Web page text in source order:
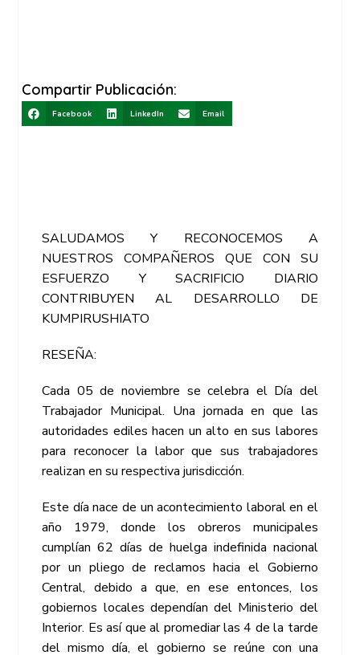
Compartir Publicación:
Facebook LinkedIn Email
SALUDAMOS Y RECONOCEMOS A
NUESTROS COMPAÑEROS QUE CON SU
ESFUERZO Y SACRIFICIO DIARIO
CONTRIBUYEN AL DESARROLLO DE
KUMPIRUSHIATO
RESEÑA:
Cada 05 de noviembre se celebra el Día del
Trabajador Municipal. Una jornada en que las
autoridades ediles hacen un alto en sus labores
para reconocer la labor que sus trabajadores
realizan en su respectiva jurisdicción.
Este día nace de un acontecimiento laboral en el
año 1979, donde los obreros municipales
cumplían 62 días de huelga indefinida nacional
por un pliego de reclamos hacia el Gobierno
Central, debido a que, en ese entonces, los
gobiernos locales dependían del Ministerio del
Interior. Es así que al promediar las 4 de la tarde
del mismo día, el gobierno se reúne con una